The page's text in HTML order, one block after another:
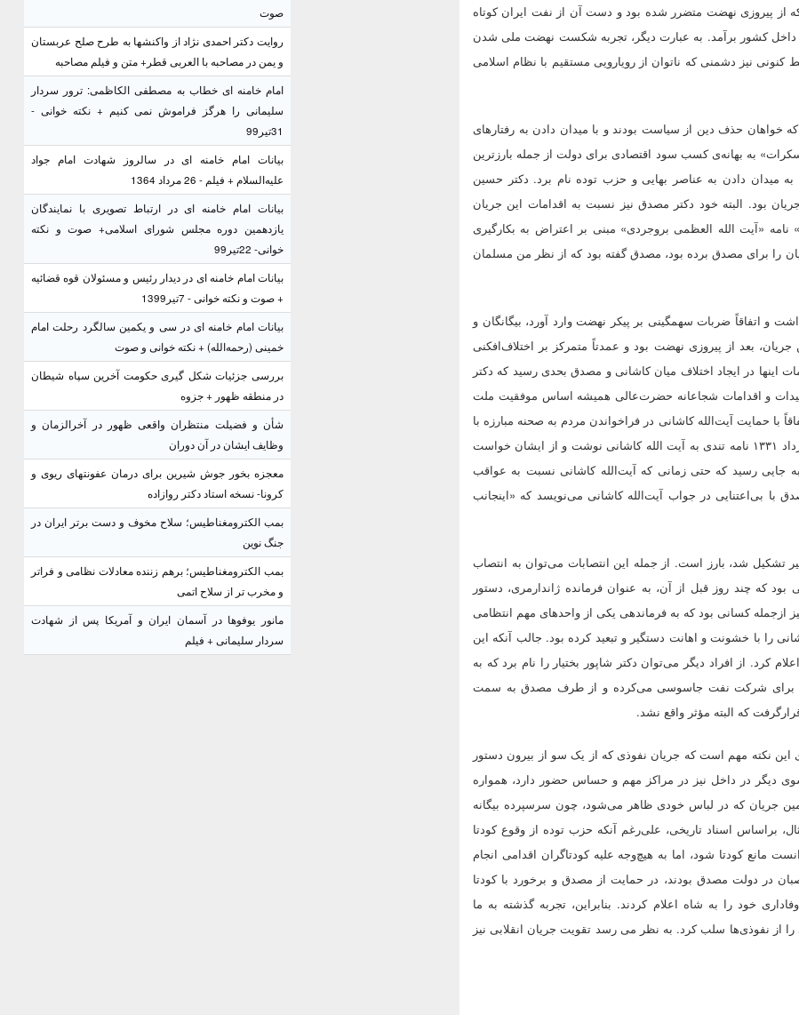
متوقف شد. درواقع، استعمار که از پیروزی نهضت متضرر شده بود و دست آن از نفت ایران کوتاه
کشور برآمد. به عبارت دیگر، تجربه شکست نهضت ملی شدن
نیز دشمنی که ناتوان از رویارویی مستقیم با نظام اسلامی
خواهان حذف دین از سیاست بودند و با میدان دادن به رفتارهای
به بهانه‌ی کسب سود اقتصادی برای دولت از جمله بارزترین
به میدان دادن به عناصر بهایی و حزب توده نام برد. دکتر حسین
بود. البته خود دکتر مصدق نیز نسبت به اقدامات این جریان
«آیت الله العظمی بروجردی» مبنی بر اعتراض به بکارگیری
را برای مصدق برده بود، مصدق گفته بود که از نظر من مسلمان
اتفاقاً ضربات سهمگینی بر پیکر نهضت وارد آورد،‌ بیگانگان و
بعد از پیروزی نهضت بود و عمدتاً متمرکز بر اختلاف‌افکنی
اینها در ایجاد اختلاف میان کاشانی و مصدق بحدی رسید که دکتر
و اقدامات شجاعانه‌ حضرت‌عالی همیشه اساس موفقیت ملت
مبارزه‌ی تاریخی بوده است»، بعد از قیام سی تیر ۱۳۳۱ (که اتفاقاً با حمایت آیت‌الله کاشانی در فراخواندن مردم به صحنه مبارزه با
رژیم نقشی بارز در بازگشت دوباره مصدق به قدرت داشت) و در ششم مرداد ۱۳۳۱ نامه تندی به آیت الله کاشانی نوشت و از ایشان خواست
جایی رسید که حتی زمانی که آیت‌الله کاشانی نسبت به عواقب
بی‌اعتنایی در جواب آیت‌الله کاشانی می‌نویسد که «اینجانب
تشکیل شد، بارز است. از جمله این انتصابات می‌توان به انتصاب
که چند روز قبل از آن، به عنوان فرمانده ژاندارمری، دستور
کسانی بود که به فرماندهی یکی از واحدهای مهم انتظامی
بود، آیت‌الله کاشانی را با خشونت و اهانت دستگیر و تبعید کرده بود. جالب آنکه این
خود را به شاه اعلام کرد. از افراد دیگر می‌توان دکتر شاپور بختیار را نام برد که به
برای شرکت نفت جاسوسی می‌کرده و از طرف مصدق به سمت
که البته مؤثر واقع نشد.
نکته مهم است که جریان نفوذی که از یک سو از بیرون دستور
دیگر در داخل نیز در مراکز مهم و حساس حضور دارد، همواره
جریان که در لباس خودی ظاهر می‌شود، چون سرسپرده بیگانه
براساس اسناد تاریخی، علی‌رغم آنکه حزب توده از وقوع کودتا
کودتا شود، اما به هیچ‌وجه علیه کودتاگران اقدامی انجام
در دولت مصدق بودند، در حمایت از مصدق و برخورد با کودتا
خود را به شاه اعلام کردند. بنابراین، تجربه گذشته به ما
نفوذی‌ها سلب کرد. به نظر می رسد تقویت جریان انقلابی نیز
صوت
روایت دکتر احمدی نژاد از واکنشها به طرح صلح عربستان
و یمن در مصاحبه با العربی قطر+ متن و فیلم مصاحبه
امام خامنه ای خطاب به مصطفی الکاظمی: ترور سردار
سلیمانی را هرگز فراموش نمی کنیم + نکته خوانی -
31تیر99
بیانات امام خامنه ای در سالروز شهادت امام جواد
علیه‌السلام + فیلم - 26 مرداد 1364
بیانات امام خامنه ای در ارتباط تصویری با نمایندگان
یازدهمین دوره مجلس شورای اسلامی+ صوت و نکته
خوانی- 22تیر99
بیانات امام خامنه ای در دیدار رئیس و مسئولان قوه قضائیه
+ صوت و نکته خوانی - 7تیر1399
بیانات امام خامنه ای در سی و یکمین سالگرد رحلت امام
خمینی (رحمه‌الله) + نکته خوانی و صوت
بررسی جزئیات شکل گیری حکومت آخرین سپاه شیطان
در منطقه ظهور + جزوه
شأن و فضیلت منتظران واقعی ظهور در آخرالزمان و
وظایف ایشان در آن دوران
معجزه بخور جوش شیرین برای درمان عفونتهای ریوی و
کرونا- نسخه استاد دکتر روازاده
بمب الکترومغناطیس؛ سلاح مخوف و دست برتر ایران در
جنگ نوین
بمب الکترومغناطیس؛ برهم زننده معادلات نظامی و فراتر
و مخرب تر از سلاح اتمی
مانور یوفوها در آسمان ایران و آمریکا پس از شهادت
سردار سلیمانی + فیلم